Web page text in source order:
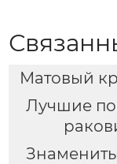
Матовый
Лучшие